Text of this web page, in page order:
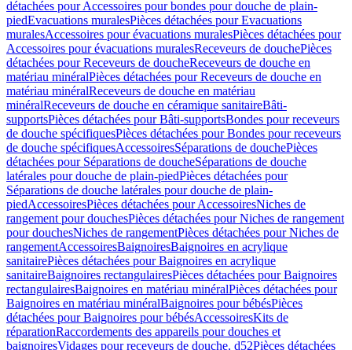
détachées pour Accessoires pour bondes pour douche de plain-
piedEvacuations muralesPièces détachées pour Evacuations
muralesAccessoires pour évacuations muralesPièces détachées pour
Accessoires pour évacuations muralesReceveurs de douchePièces
détachées pour Receveurs de doucheReceveurs de douche en
matériau minéralPièces détachées pour Receveurs de douche en
matériau minéralReceveurs de douche en matériau
minéralReceveurs de douche en céramique sanitaireBâti-
supportsPièces détachées pour Bâti-supportsBondes pour receveurs
de douche spécifiquesPièces détachées pour Bondes pour receveurs
de douche spécifiquesAccessoiresSéparations de douchePièces
détachées pour Séparations de doucheSéparations de douche
latérales pour douche de plain-piedPièces détachées pour
Séparations de douche latérales pour douche de plain-
piedAccessoiresPièces détachées pour AccessoiresNiches de
rangement pour douchesPièces détachées pour Niches de rangement
pour douchesNiches de rangementPièces détachées pour Niches de
rangementAccessoiresBaignoiresBaignoires en acrylique
sanitairePièces détachées pour Baignoires en acrylique
sanitaireBaignoires rectangulairesPièces détachées pour Baignoires
rectangulairesBaignoires en matériau minéralPièces détachées pour
Baignoires en matériau minéralBaignoires pour bébésPièces
détachées pour Baignoires pour bébésAccessoiresKits de
réparationRaccordements des appareils pour douches et
baignoiresVidages pour receveurs de douche, d52Pièces détachées